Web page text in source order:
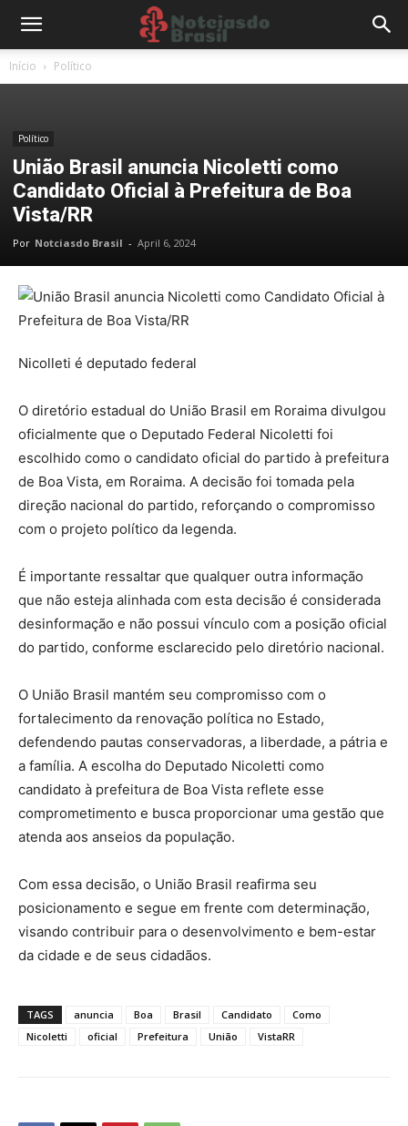
Início Político
Político
União Brasil anuncia Nicoletti como
Candidato Oficial à Prefeitura de Boa
Vista/RR
Por Notciasdo Brasil - April 6, 2024
Nicolleti é deputado federal
O diretório estadual do União Brasil em Roraima divulgou
oficialmente que o Deputado Federal Nicoletti foi
escolhido como o candidato oficial do partido à prefeitura
de Boa Vista, em Roraima. A decisão foi tomada pela
direção nacional do partido, reforçando o compromisso
com o projeto político da legenda.
É importante ressaltar que qualquer outra informação
que não esteja alinhada com esta decisão é considerada
desinformação e não possui vínculo com a posição oficial
do partido, conforme esclarecido pelo diretório nacional.
O União Brasil mantém seu compromisso com o
fortalecimento da renovação política no Estado,
defendendo pautas conservadoras, a liberdade, a pátria e
a família. A escolha do Deputado Nicoletti como
candidato à prefeitura de Boa Vista reflete esse
comprometimento e busca proporcionar uma gestão que
atenda aos anseios da população.
Com essa decisão, o União Brasil reafirma seu
posicionamento e segue em frente com determinação,
visando contribuir para o desenvolvimento e bem-estar
da cidade e de seus cidadãos.
TAGS anuncia Boa Brasil Candidato
Como
Nicoletti
oficial Prefeitura União VistaRR